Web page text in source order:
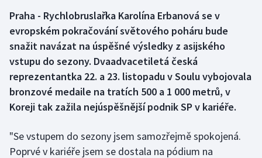
Boby a skeleton
Box
Curling
Dostihy
Florbal
AZ kvíz
Praha - Rychlobruslařka Karolína Erbanová se v
evropském pokračování světového poháru bude
snažit navázat na úspěšné výsledky z asijského
vstupu do sezony. Dvaadvacetiletá česká
reprezentantka 22. a 23. listopadu v Soulu vybojovala
bronzové medaile na tratích 500 a 1 000 metrů, v
Koreji tak zažila nejúspěšnější podnik SP v kariéře.
"Se vstupem do sezony jsem samozřejmě spokojená.
Poprvé v kariéře jsem se dostala na pódium na